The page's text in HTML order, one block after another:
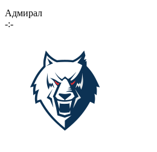
Адмирал
-:-